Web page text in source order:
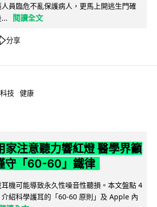
員臨危不亂保護病人，更馬上開逃生門確
閱讀全文
分享
技 健康
家注意聽力響紅燈 醫學界籲
守「60-60」鐵律
機可能導致永久性噪音性聽損。本文盤點 4
紹科學護耳的「60-60 原則」及 Apple 內